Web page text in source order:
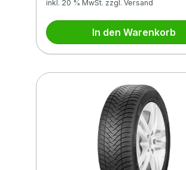
inkl. 20 % MwSt. zzgl. Versand
In den Warenkorb